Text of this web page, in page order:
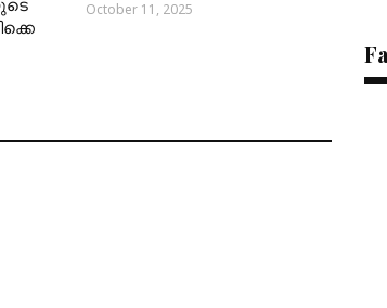
October 11, 2025